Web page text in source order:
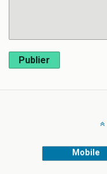
Publier
Mobile